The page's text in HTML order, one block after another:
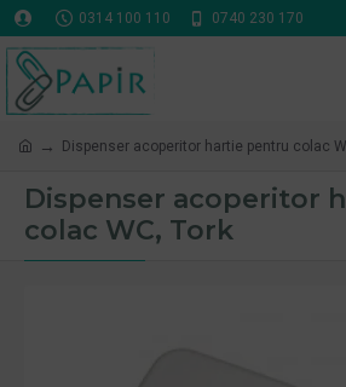
0314 100 110 0740 230 170
Dispenser acoperitor hartie pentru colac
Dispenser acoperitor
colac WC, Tork